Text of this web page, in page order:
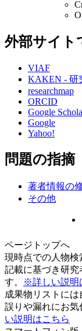
外部サイト
VIAF
KAKEN - 研
researchmap
ORCID
Google
Google
Yahoo!
問題の指摘
著者情報の
その他
ページトップへ
現時点での人物検
記載に基づき研
す。
※詳しい説明
成果物リストには
誤りや漏れにお気
い説明はこちら